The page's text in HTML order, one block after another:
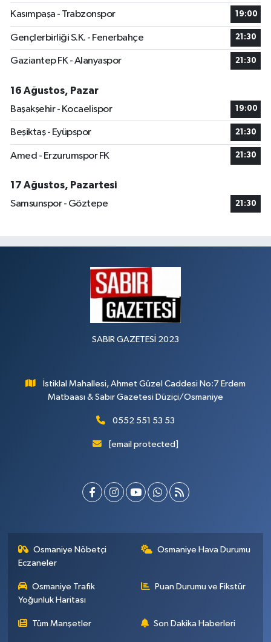
Kasımpaşa - Trabzonspor 19:00
Gençlerbirliği S.K. - Fenerbahçe 21:30
Gaziantep FK - Alanyaspor 21:30
16 Ağustos, Pazar
Başakşehir - Kocaelispor
19:00
Beşiktaş - Eyüpspor 21:30
Amed - Erzurumspor FK 21:30
17 Ağustos, Pazartesi
Samsunspor - Göztepe
21:30
SABIR GAZETESİ 2023
İstiklal Mahallesi, Ahmet Güzel Caddesi No:7 Erdem
Matbaası & Sabır Gazetesi Düziçi/Osmaniye
0552 551 53 53
[email protected]
Osmaniye Nöbetçi
Eczaneler
Osmaniye Hava Durumu
Osmaniye Trafik
Yoğunluk Haritası
Puan Durumu ve Fikstür
Tüm Manşetler Son Dakika Haberleri